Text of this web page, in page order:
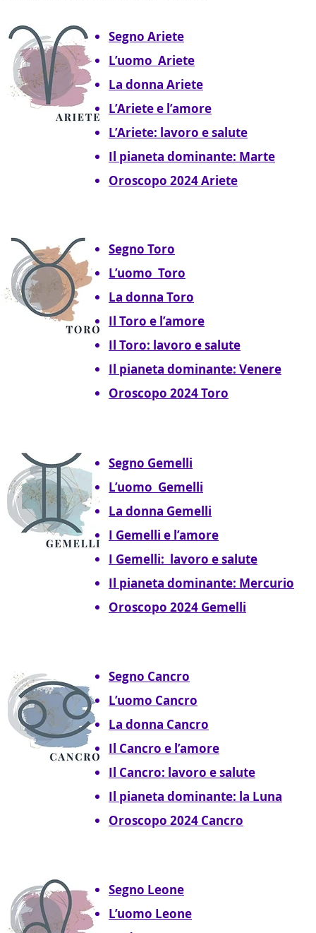
Segno Ariete
L’uomo Ariete
La donna Ariete
L’Ariete e l’amore
L’Ariete: lavoro e salute
Il pianeta dominante: Marte
Oroscopo 2024 Ariete
Segno Toro
L’uomo Toro
La donna Toro
Il Toro e l’amore
Il Toro: lavoro e salute
Il pianeta dominante: Venere
Oroscopo 2024 Toro
Segno Gemelli
L’uomo Gemelli
La donna Gemelli
I Gemelli e l’amore
I Gemelli: lavoro e salute
Il pianeta dominante: Mercurio
Oroscopo 2024 Gemelli
Segno Cancro
L’uomo Cancro
La donna Cancro
Il Cancro e l’amore
Il Cancro: lavoro e salute
Il pianeta dominante: la Luna
Oroscopo 2024 Cancro
Segno Leone
L’uomo Leone